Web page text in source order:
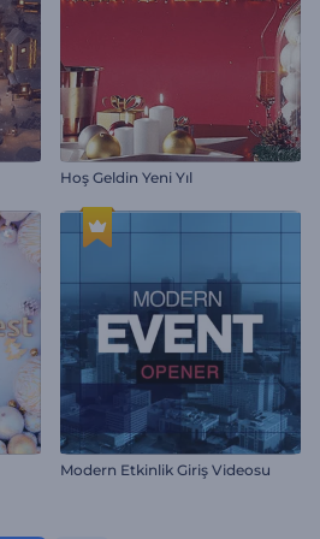
Hoş Geldin Yeni Yıl
Modern Etkinlik Giriş Videosu